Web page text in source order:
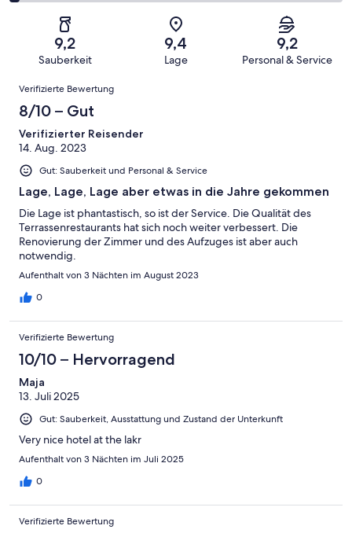
Hervorragend
Bewertung
Gut
Bewertung
Okay
Gästebewertungen
von
Schlecht
insgesamt
Gästebewertungen
haben
eine
von
Ungenügend
9,2
Sauberkeit
9,4
Lage
9,2
Personal & Service
Bewertungen
Verifizierte Bewertung
8/10 – Gut
Verifizierter Reisender
14. Aug. 2023
Gut: Sauberkeit und Personal & Service
Lage, Lage, Lage aber etwas in die Jahre gekommen
Die Lage ist phantastisch, so ist der Service. Die Qualität des
Terrassenrestaurants hat sich noch weiter verbessert. Die
Renovierung der Zimmer und des Aufzuges ist aber auch
notwendig.
Aufenthalt von 3 Nächten im August 2023
0
Verifizierte Bewertung
10/10 – Hervorragend
Maja
13. Juli 2025
Gut: Sauberkeit, Ausstattung und Zustand der Unterkunft
Very nice hotel at the lakr
Aufenthalt von 3 Nächten im Juli 2025
0
Verifizierte Bewertung